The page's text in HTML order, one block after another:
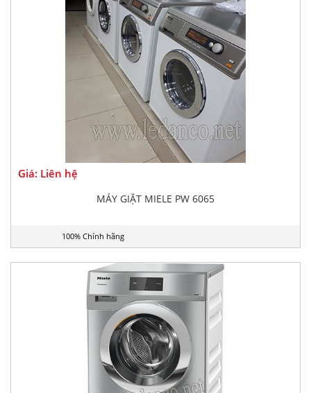
Giá: Liên hệ
MÁY GIẶT MIELE PW 6065
100% Chính hãng